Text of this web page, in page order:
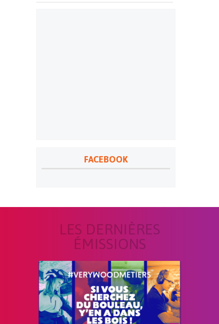
FACEBOOK
LES DERNIÈRES
ÉMISSIONS